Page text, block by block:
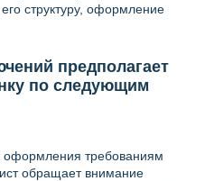
структуру, оформление
предполагает
по следующим
оформления требованиям
обращает внимание